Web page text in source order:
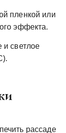
пленкой или
эффекта.
и светлое
рассаде